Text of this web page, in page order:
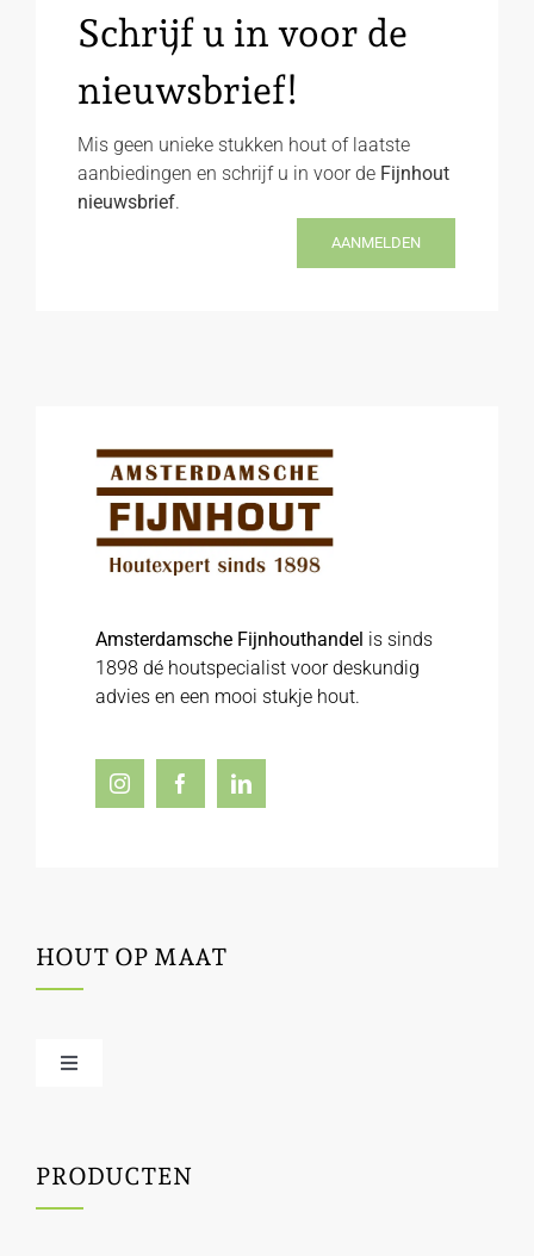
Schrijf u in voor de
nieuwsbrief!
Mis geen unieke stukken hout of laatste
aanbiedingen en schrijf u in voor de Fijnhout
nieuwsbrief.
AANMELDEN
Amsterdamsche Fijnhouthandel is sinds
1898 dé houtspecialist voor deskundig
advies en een mooi stukje hout.
HOUT OP MAAT
Toggle
Houtbewerking
PRODUCTEN